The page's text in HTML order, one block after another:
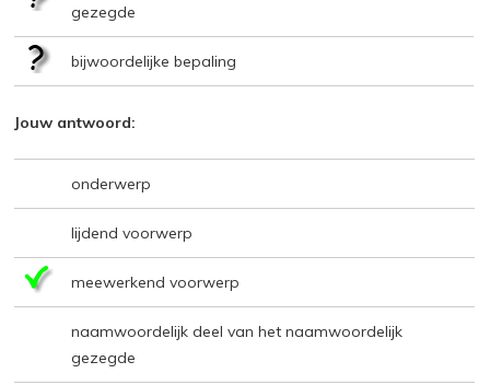
gezegde
bijwoordelijke bepaling
Jouw antwoord:
onderwerp
lijdend voorwerp
meewerkend voorwerp
naamwoordelijk deel van het naamwoordelijk
gezegde